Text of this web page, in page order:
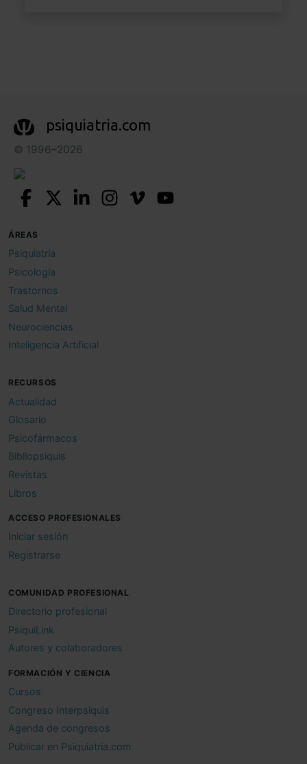
psiquiatria.com
© 1996–2026
ÁREAS
Psiquiatría
Psicología
Trastornos
Salud Mental
Neurociencias
Inteligencia Artificial
RECURSOS
Actualidad
Glosario
Psicofármacos
Bibliopsiquis
Revistas
Libros
ACCESO PROFESIONALES
Iniciar sesión
Registrarse
COMUNIDAD PROFESIONAL
Directorio profesional
PsiquiLink
Autores y colaboradores
FORMACIÓN Y CIENCIA
Cursos
Congreso Interpsiquis
Agenda de congresos
Publicar en Psiquiatria.com